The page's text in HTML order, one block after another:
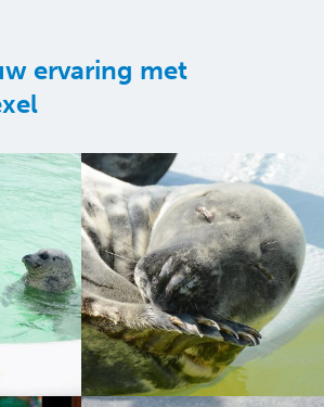
ervaring met